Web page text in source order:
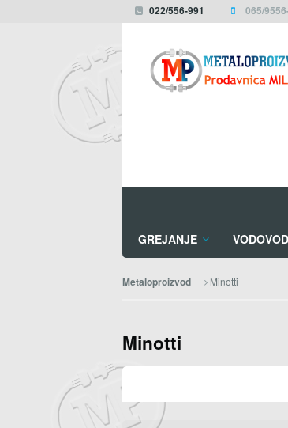
022/556-991 065/
GREJANJE VODOVOD
Metaloproizvod Minotti
Minotti